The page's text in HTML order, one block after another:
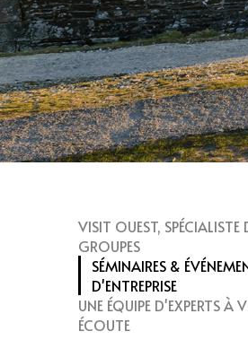
VISIT OUEST, SPÉCIALISTE
GROUPES
SÉMINAIRES &
D'ENTREPRISE
UNE ÉQUIPE D'EXPERTS À
ÉCOUTE